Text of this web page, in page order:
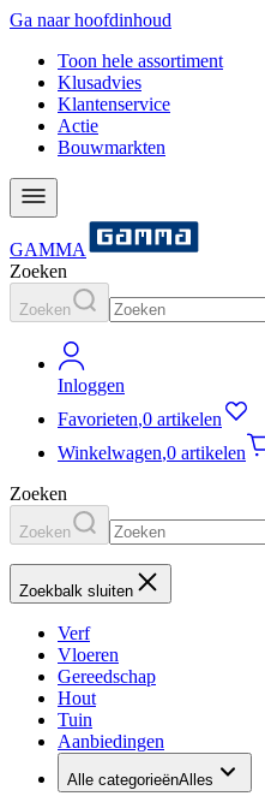
Ga naar hoofdinhoud
Toon hele assortiment
Klusadvies
Klantenservice
Actie
Bouwmarkten
GAMMA
Zoeken
Zoeken
Inloggen
Favorieten,0 artikelen
Winkelwagen,0 artikelen
Zoeken
Zoeken
Zoekbalk sluiten
Verf
Vloeren
Gereedschap
Hout
Tuin
Aanbiedingen
Alle categorieënAlles